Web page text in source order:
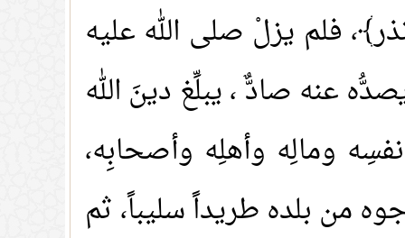
فلم يزلْ صلى الله عليه
عنه صادٌّ ، يبلِّغ دينَ الله
ومالِه وأهلِه وأصحابِه،
من بلده طريداً سليباً، ثم